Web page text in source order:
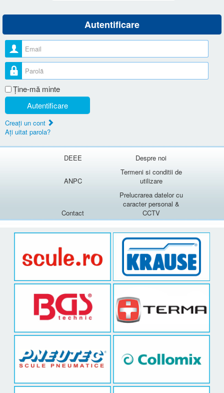
Autentificare
Nume utilizator
Parolă
Ţine-mă minte
Autentificare
Creaţi un cont
Aţi uitat parola?
DEEE Despre noi
ANPC
Termeni si conditii de
utilizare
Contact
Prelucrarea datelor cu
caracter personal &
CCTV